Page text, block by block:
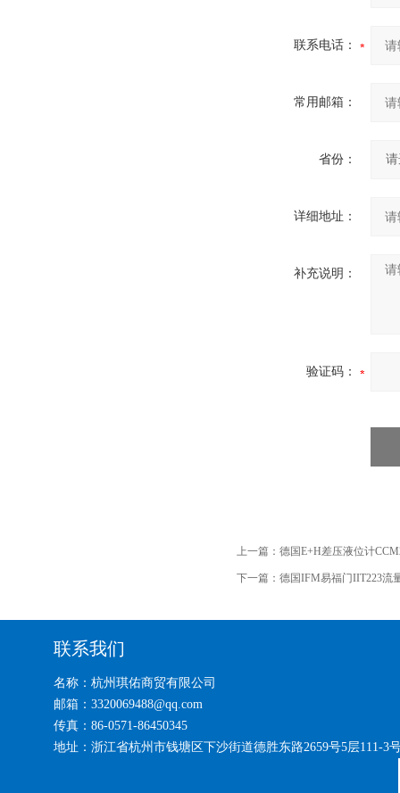
联系电话：
常用邮箱：
省份：
详细地址：
补充说明：
验证码：
上一篇： 德国E+H差压液位计
下一篇： 德国IFM易福门IIT223流
联系我们
名称：杭州琪佑商贸有限公司
邮箱：3320069488@qq.com
传真：86-0571-86450345
地址：浙江省杭州市钱塘区下沙街道德胜东路2659号5层111-3